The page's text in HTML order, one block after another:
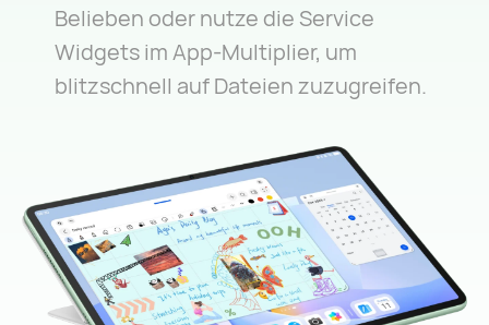
Belieben oder nutze die Service
Widgets im App-Multiplier, um
blitzschnell auf Dateien zuzugreifen.